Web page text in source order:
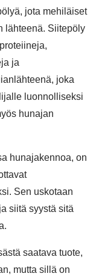
jota mehiläiset
lähteenä. Siitepöly
ja
joka
luonnolliseksi
hunajan
hunajakennoa, on
Sen uskotaan
siitä syystä sitä
saatava tuote,
mutta sillä on